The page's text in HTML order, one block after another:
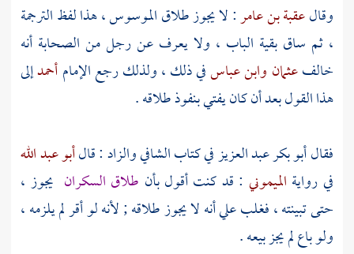
وقالعقبة بن عامر: لا يجوز طلاق الموسوس ، هذا لفظ الترجمة
، ثم ساق بقية الباب ، ولا يعرف عن رجل من الصحابة أنه
خالفعثمان وابن عباسفي ذلك ، ولذلك رجع الإمامأحمدإلى
هذا القول بعد أن كان يفتي بنفوذ طلاقه .
فقالأبو بكر عبد العزيزفي كتاب الشافي والزاد : قالأبو عبد الله
في رواية الميموني : قد كنت أقول بأن طلاق السكران يجوز ،
حتى تبينته ، فغلب علي أنه لا يجوز طلاقه ; لأنه لو أقر لم يلزمه ،
ولو باع لم يجز بيعه .